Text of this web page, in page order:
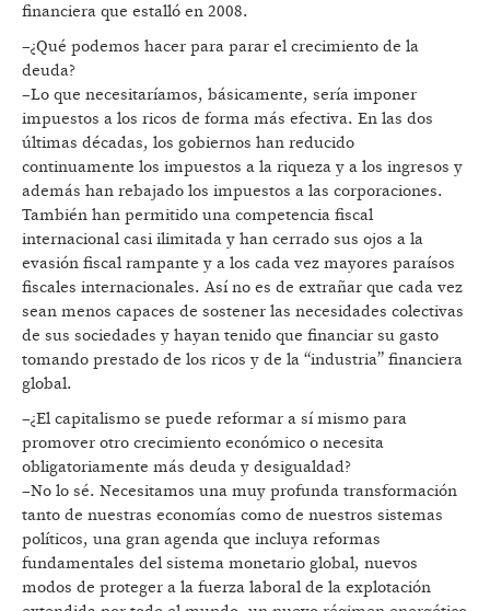
financiera que estalló en 2008.
–¿Qué podemos hacer para parar el crecimiento de la
deuda?
–Lo que necesitaríamos, básicamente, sería imponer
impuestos a los ricos de forma más efectiva. En las dos
últimas décadas, los gobiernos han reducido
continuamente los impuestos a la riqueza y a los ingresos y
además han rebajado los impuestos a las corporaciones.
También han permitido una competencia fiscal
internacional casi ilimitada y han cerrado sus ojos a la
evasión fiscal rampante y a los cada vez mayores paraísos
fiscales internacionales. Así no es de extrañar que cada vez
sean menos capaces de sostener las necesidades colectivas
de sus sociedades y hayan tenido que financiar su gasto
tomando prestado de los ricos y de la “industria” financiera
global.
–¿El capitalismo se puede reformar a sí mismo para
promover otro crecimiento económico o necesita
obligatoriamente más deuda y desigualdad?
–No lo sé. Necesitamos una muy profunda transformación
tanto de nuestras economías como de nuestros sistemas
políticos, una gran agenda que incluya reformas
fundamentales del sistema monetario global, nuevos
modos de proteger a la fuerza laboral de la explotación